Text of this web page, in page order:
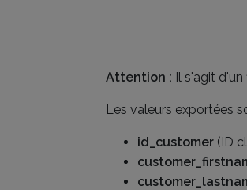
Attention : Il s'agit d'un
Les valeurs exportées
id_customer (ID